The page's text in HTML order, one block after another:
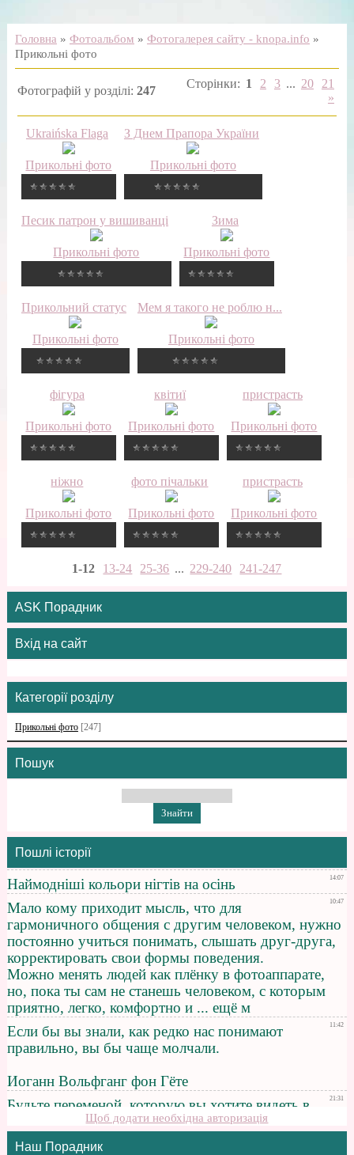
Головна » Фотоальбом » Фотогалерея сайту - knopa.info »
Прикольні фото
Фотографій у розділі: 247
Сторінки: 1 2 3 ... 20
21
»
Ukraińska Flaga
Прикольні фото
З Днем Прапора України
Прикольні фото
Песик патрон у вишиванці
Прикольні фото
Зима
Прикольні фото
Прикольний статус
Прикольні фото
Мем я такого не роблю н...
Прикольні фото
фігура
Прикольні фото
квітиї
Прикольні фото
пристрасть
Прикольні фото
ніжно
Прикольні фото
фото пічальки
Прикольні фото
пристрасть
Прикольні фото
1-12 13-24 25-36 ... 229-240 241-247
ASK Порадник
Вхід на сайт
Категорії розділу
Прикольні фото [247]
Пошук
Пошлі історії
Щоб додати необхідна авторизація
Наш Порадник